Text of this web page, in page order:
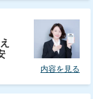
内容を見る